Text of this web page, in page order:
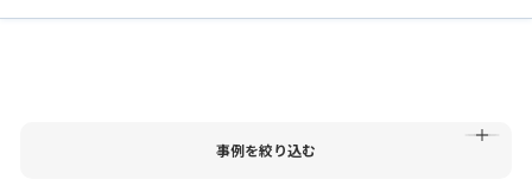
サービス 企業規模
事例を絞り込む